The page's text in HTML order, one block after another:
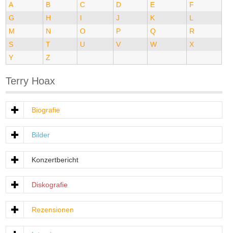
A
B C D E
F
G
H I J K
L
M
N O P Q
R
S
T U V W
X
Y
Z
Terry Hoax
Biografie
Bilder
Konzertbericht
Diskografie
Rezensionen